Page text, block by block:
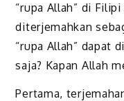
“rupa Allah” di
diterjemahkan
“rupa Allah” dapat
saja? Kapan Allah
Pertama,